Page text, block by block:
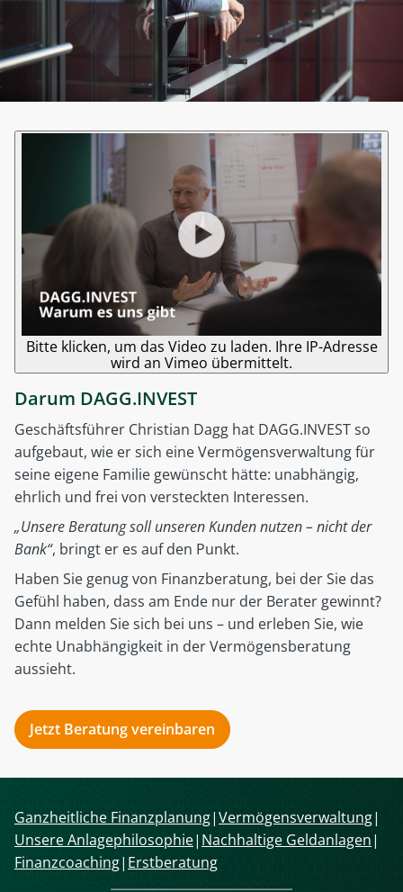
Bitte klicken, um das Video zu laden. Ihre IP-Adresse
wird an Vimeo übermittelt.
Darum DAGG.INVEST
Geschäftsführer Christian Dagg hat DAGG.INVEST so
aufgebaut, wie er sich eine Vermögensverwaltung für
seine eigene Familie gewünscht hätte: unabhängig,
ehrlich und frei von versteckten Interessen.
„Unsere Beratung soll unseren Kunden nutzen – nicht der
Bank“, bringt er es auf den Punkt.
Haben Sie genug von Finanzberatung, bei der Sie das
Gefühl haben, dass am Ende nur der Berater gewinnt?
Dann melden Sie sich bei uns – und erleben Sie, wie
echte Unabhängigkeit in der Vermögensberatung
aussieht.
Jetzt Beratung vereinbaren
Navigation
überspringen
Ganzheitliche Finanzplanung Vermögensverwaltung
Unsere Anlagephilosophie Nachhaltige Geldanlagen
Finanzcoaching Erstberatung